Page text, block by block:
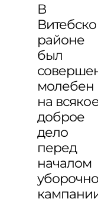
В
районе
был
молебен
на
доброе
дело
перед
началом